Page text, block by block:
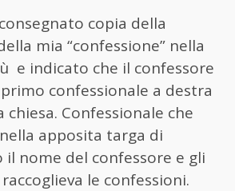
copia della
mia “confessione” nella
e indicato che il confessore
confessionale a destra
Confessionale che
apposita targa di
nome del confessore e gli
le confessioni.